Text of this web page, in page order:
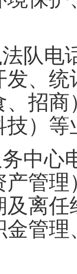
队电
发、
、招
技）
中心
产管
及离
金管